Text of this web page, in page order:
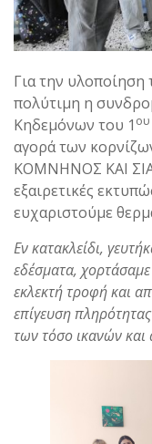
Για την
πολύτιμη η
Κηδεμόνων του 1 ου
αγορά των
ΚΟΜΝΗΝΟΣ ΚΑΙ ΣΙΑ
εξαιρετικές
ευχαριστούμε
Εν κατακλείδι,
εδέσματα,
εκλεκτή τροφή και
επίγευση
των τόσο ικανών